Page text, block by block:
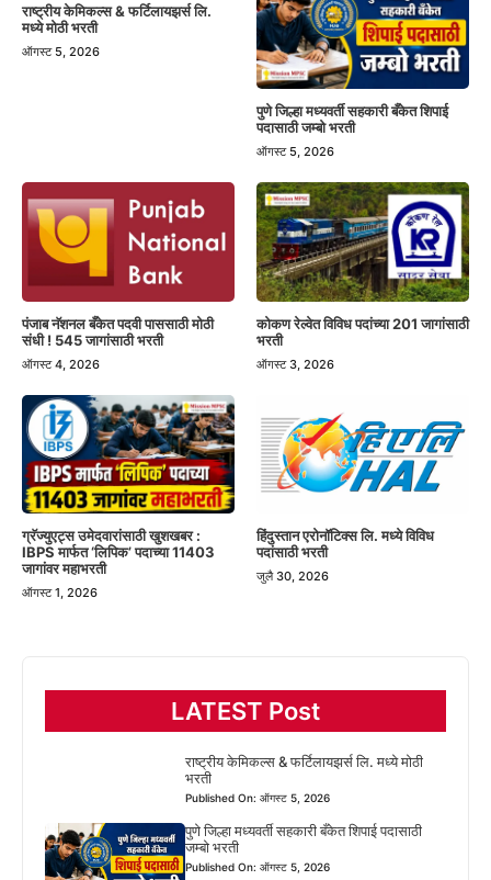
राष्ट्रीय केमिकल्स & फर्टिलायझर्स लि.
मध्ये मोठी भरती
ऑगस्ट 5, 2026
पुणे जिल्हा मध्यवर्ती सहकारी बँकेत शिपाई
पदासाठी जम्बो भरती
ऑगस्ट 5, 2026
पंजाब नॅशनल बँकेत पदवी पाससाठी मोठी
संधी ! 545 जागांसाठी भरती
ऑगस्ट 4, 2026
कोकण रेल्वेत विविध पदांच्या 201 जागांसाठी
भरती
ऑगस्ट 3, 2026
ग्रॅज्युएट्स उमेदवारांसाठी खुशखबर :
IBPS मार्फत ‘लिपिक’ पदाच्या 11403
जागांवर महाभरती
ऑगस्ट 1, 2026
हिंदुस्तान एरोनॉटिक्स लि. मध्ये विविध
पदांसाठी भरती
जुलै 30, 2026
LATEST Post
राष्ट्रीय केमिकल्स & फर्टिलायझर्स लि. मध्ये मोठी
भरती
Published On: ऑगस्ट 5, 2026
पुणे जिल्हा मध्यवर्ती सहकारी बँकेत शिपाई पदासाठी
जम्बो भरती
Published On: ऑगस्ट 5, 2026